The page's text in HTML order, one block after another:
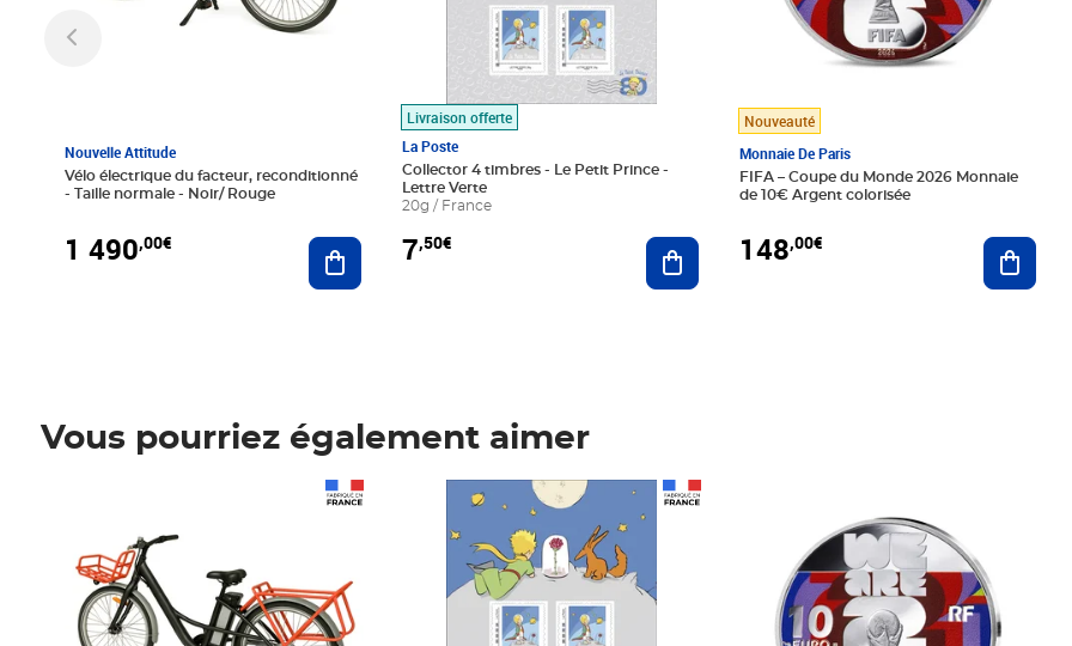
Nouvelle Attitude
Vélo électrique du facteur, reconditionné
- Taille normale - Noir/ Rouge
1 490,00€ Ajouter au panier
Livraison offerte
La Poste
Collector 4 timbres - Le Petit Prince -
Lettre Verte
20g / France
7,50€ Ajouter au panier
Nouveauté
Monnaie De Paris
FIFA – Coupe du Monde 2026 Monnaie
de 10€ Argent colorisée
148,00€
Vous pourriez également aimer
Prix 7,50€